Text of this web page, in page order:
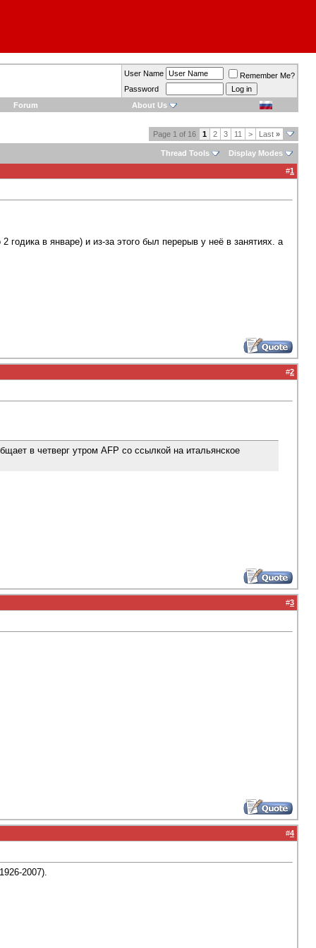
User Name
Remember Me?
Password
Forum
About Us
Page 1 of 16 1 2 3 11 > Last »
Thread Tools Display Modes
#1
в январе) и из-за этого был перерыв у неё в занятиях. а
#2
в четверг утром AFP со ссылкой на итальянское
#3
#4
2007).